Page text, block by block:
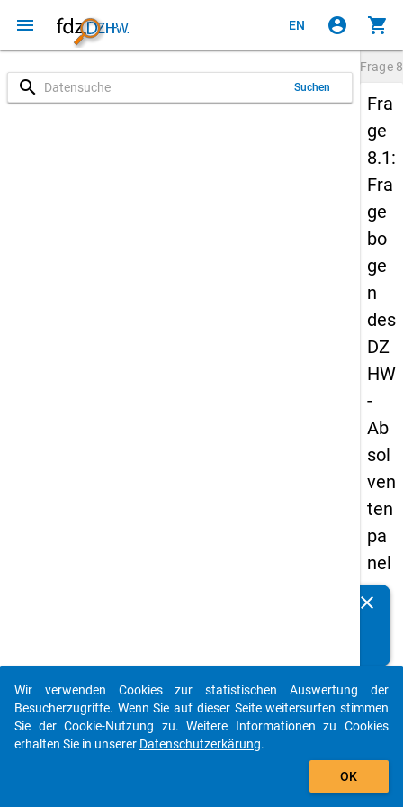
menu EN account_circle shopping_cart
search Suchen
Frage
Fra
ge
8.1:
Fra
ge
bo
ge
n
des
DZ
HW
-
Ab
sol
ven
ten
pa
nel
s
-
zw
eit
clear
auto_stories
add_shopping_cart
Wir verwenden Cookies zur statistischen Auswertung der
Besucherzugriffe. Wenn Sie auf dieser Seite weitersurfen stimmen
Sie der Cookie-Nutzung zu. Weitere Informationen zu Cookies
erhalten Sie in unserer Datenschutzerkärung.
OK